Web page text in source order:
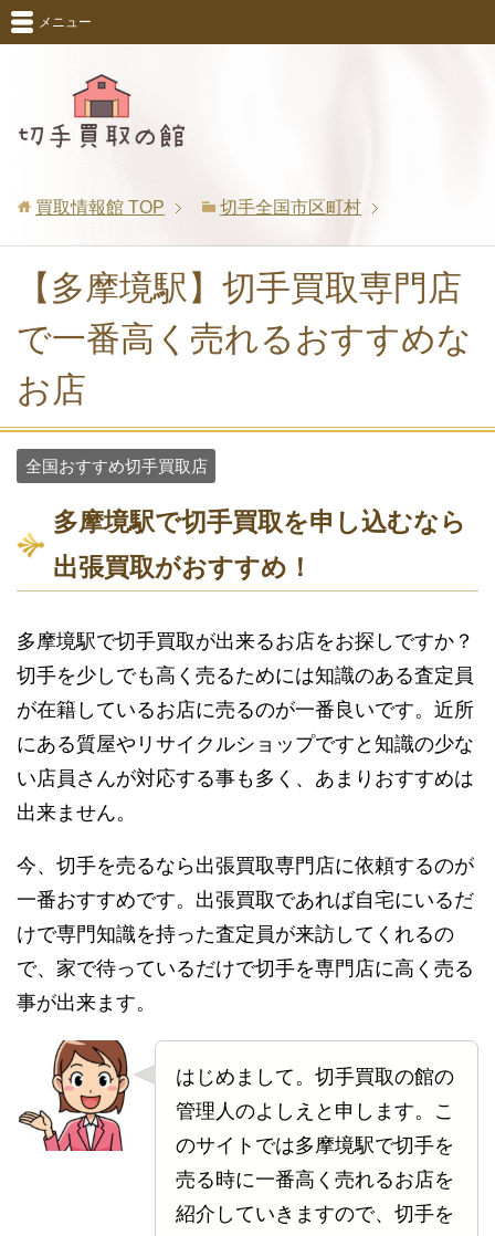
メニュー
買取情報館 TOP 切手全国市区町村
【多摩境駅】切手買取専門店
で一番高く売れるおすすめな
お店
全国おすすめ切手買取店
多摩境駅で切手買取を申し込むなら
出張買取がおすすめ！
多摩境駅で切手買取が出来るお店をお探しですか？
切手を少しでも高く売るためには知識のある査定員
が在籍しているお店に売るのが一番良いです。近所
にある質屋やリサイクルショップですと知識の少な
い店員さんが対応する事も多く、あまりおすすめは
出来ません。
今、切手を売るなら出張買取専門店に依頼するのが
一番おすすめです。出張買取であれば自宅にいるだ
けで専門知識を持った査定員が来訪してくれるの
で、家で待っているだけで切手を専門店に高く売る
事が出来ます。
はじめまして。切手買取の館の
管理人のよしえと申します。こ
のサイトでは多摩境駅で切手を
売る時に一番高く売れるお店を
紹介していきますので、切手を